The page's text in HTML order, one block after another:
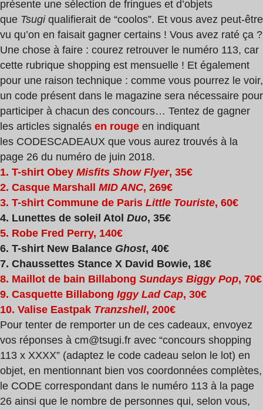
présente une sélection de fringues et d’objets
que Tsugiqualifierait de “coolos”. Et vous avez peut-être
vu qu’on en faisait gagner certains ! Vous avez raté ça ?
Une chose à faire : courez retrouver le numéro 113, car
cette rubrique shopping est mensuelle ! Et également
pour une raison technique : comme vous pourrez le voir,
un code présent dans le magazine sera nécessaire pour
participer à chacun des concours… Tentez de gagner
les articles signalés en rouge en indiquant
les CODESCADEAUX que vous aurez trouvés à la
page 26 du numéro de juin 2018.
1. T-shirt Obey Misfits Show Flyer, 35€
2. Casque Marshall MID ANC, 269€
3. T-shirt Commune de Paris Little Touriste, 60€
4. Lunettes de soleil Atol Duo, 35€
5. Robe Fred Perry, 140€
6. T-shirt New Balance Ghost, 40€
7. Chaussettes Stance X David Bowie, 18€
8. Maillot de bain Billabong Sundays Biggy Pop, 70€
9. Casquette Billabong Iggy Lad Cap, 30€
10. Valise Eastpak Tranzshell, 200€
Pour tenter de remporter un de ces cadeaux, envoyez
vos réponses à cm@tsugi.fr avec “concours shopping
113 x XXXX” (adaptez le code cadeau selon le lot) en
objet, en mentionnant bien vos coordonnées complètes,
le CODE correspondant dans le numéro 113 à la page
26 ainsi que le nombre de personnes qui, selon vous,